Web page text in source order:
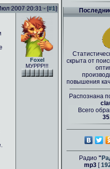
2007 20:31 - [#1]
Foxel
МУРРР!!!
скрыта от
повышения
Распознана
Всего
Радио "
mp3 [